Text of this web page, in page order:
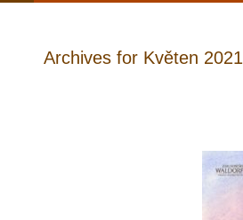
Archives for Květen 2021